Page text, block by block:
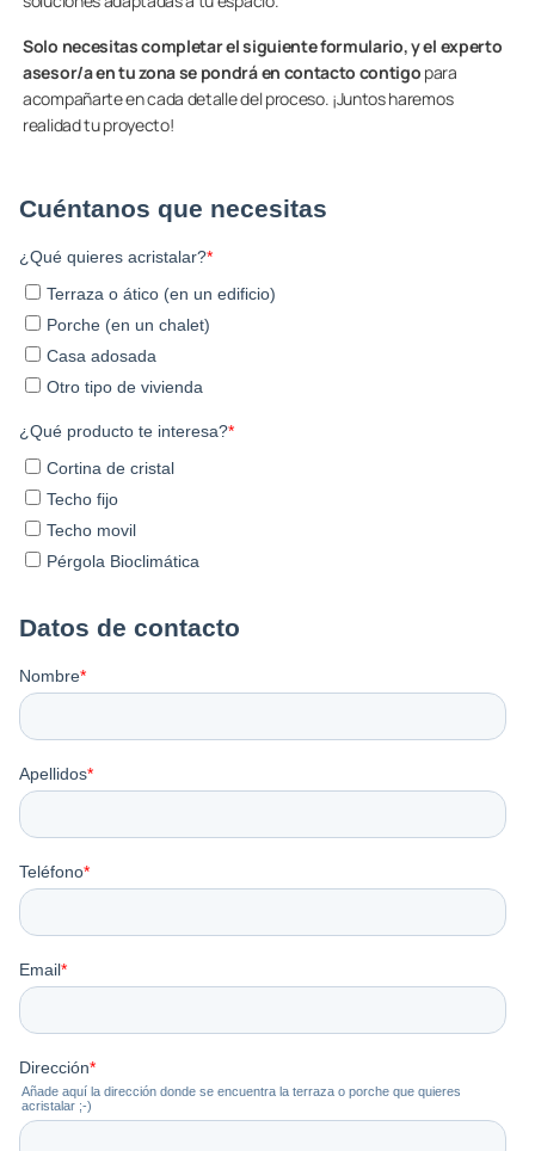
Solo necesitas completar el siguiente formulario, y el experto
asesor/a en tu zona se pondrá en contacto contigo para
acompañarte en cada detalle del proceso. ¡Juntos haremos
realidad tu proyecto!